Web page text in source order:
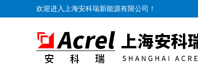
欢迎进入上海安科瑞新能源有限公司！